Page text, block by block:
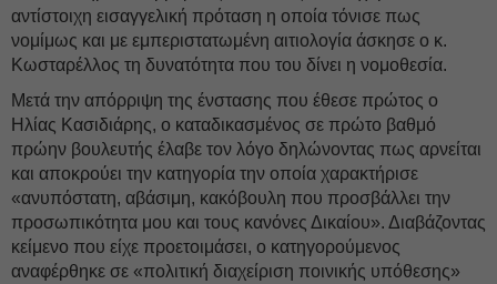
αντίστοιχη εισαγγελική πρόταση η οποία τόνισε πως
νομίμως και με εμπεριστατωμένη αιτιολογία άσκησε ο κ.
Κωσταρέλλος τη δυνατότητα που του δίνει η νομοθεσία.
Μετά την απόρριψη της ένστασης που έθεσε πρώτος ο
Ηλίας Κασιδιάρης, ο καταδικασμένος σε πρώτο βαθμό
πρώην βουλευτής έλαβε τον λόγο δηλώνοντας πως αρνείται
και αποκρούει την κατηγορία την οποία χαρακτήρισε
«ανυπόστατη, αβάσιμη, κακόβουλη που προσβάλλει την
προσωπικότητα μου και τους κανόνες Δικαίου». Διαβάζοντας
κείμενο που είχε προετοιμάσει, ο κατηγορούμενος
αναφέρθηκε σε «πολιτική διαχείριση ποινικής υπόθεσης»